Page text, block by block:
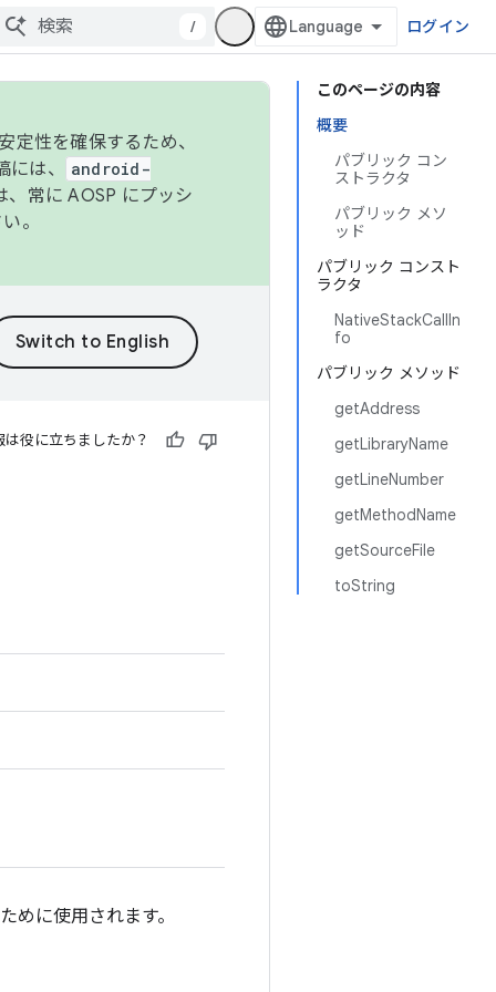
/ ログイン
このページの内容
概要
パブリック コン
ストラクタ
パブリック メソ
ッド
パブリック コンスト
ラクタ
NativeStackCallIn
fo
パブリック メソッド
getAddress
getLibraryName
getLineNumber
getMethodName
getSourceFile
toString
性を確保するため、
は、
android-
常に AOSP にプッシ
。
は役に立ちましたか？
めに使用されます。